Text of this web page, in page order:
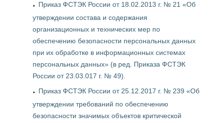
Приказ ФСТЭК России от 18.02.2013 г. № 21 «Об
утверждении состава и содержания
организационных и технических мер по
обеспечению безопасности персональных данных
при их обработке в информационных системах
персональных данных» (в ред. Приказа ФСТЭК
России от 23.03.017 г. № 49).
Приказ ФСТЭК России от 25.12.2017 г. № 239 «Об
утверждении требований по обеспечению
безопасности значимых объектов критической